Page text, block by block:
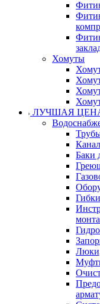
Хомуты
ЛУЧШАЯ
Баки